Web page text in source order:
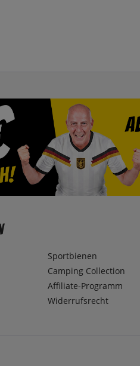
Sportbienen
Camping Collection
Affiliate-Programm
Widerrufsrecht